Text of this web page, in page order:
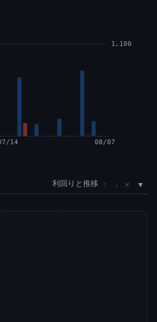
1,100
14 08/07
利回りと推移 ↑ ↓ ×